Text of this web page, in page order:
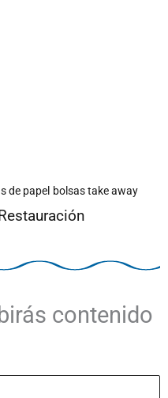
de papel bolsas take away
contenido